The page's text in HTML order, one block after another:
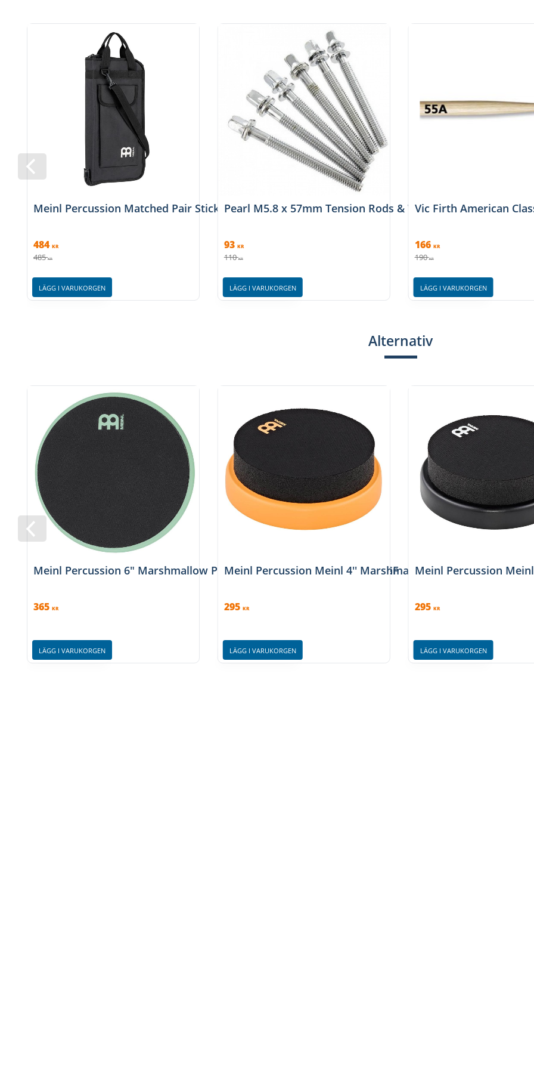
Meinl Percussion Matched Pair Stickbag svart, MPSB
484 KR
485 KR
LÄGG I VARUKORGEN
Pearl M5.8 x 57mm Tension Rods & Washers (6 pcs/pack)
93 KR
110 KR
LÄGG I VARUKORGEN
Vic Firth American
166 KR
190 KR
LÄGG I VARUKORGEN
Alternativ
Meinl Percussion 6" Marshmallow Practice Pad, BK/Sea Foam, MMP6SF
365 KR
LÄGG I VARUKORGEN
Meinl Percussion Meinl 4'' Marshmallow Pad Orange Base,
295 KR
LÄGG I VARUKORGEN
Meinl Percussion
295 KR
LÄGG I VARUKORGEN